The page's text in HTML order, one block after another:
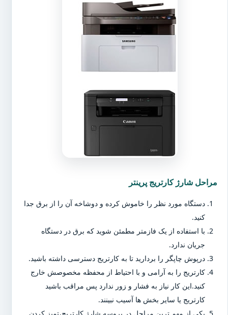
مراحل شارژ کارتریج پرینتر
دستگاه مورد نظر را خاموش کرده و دوشاخه آن را از برق جدا
کنید.
با استفاده از یک فازمتر مطمئن شوید که برق در دستگاه
جریان ندارد.
درپوش چاپگر را بردارید تا به کارتریج دسترسی داشته باشید.
کارتریج را به آرامی و با احتیاط از محفظه مخصوصش خارج
کنید.این کار نیاز به فشار و زور ندارد پس مراقب باشید
کارتریج یا سایر بخش ها آسیب نبینند.